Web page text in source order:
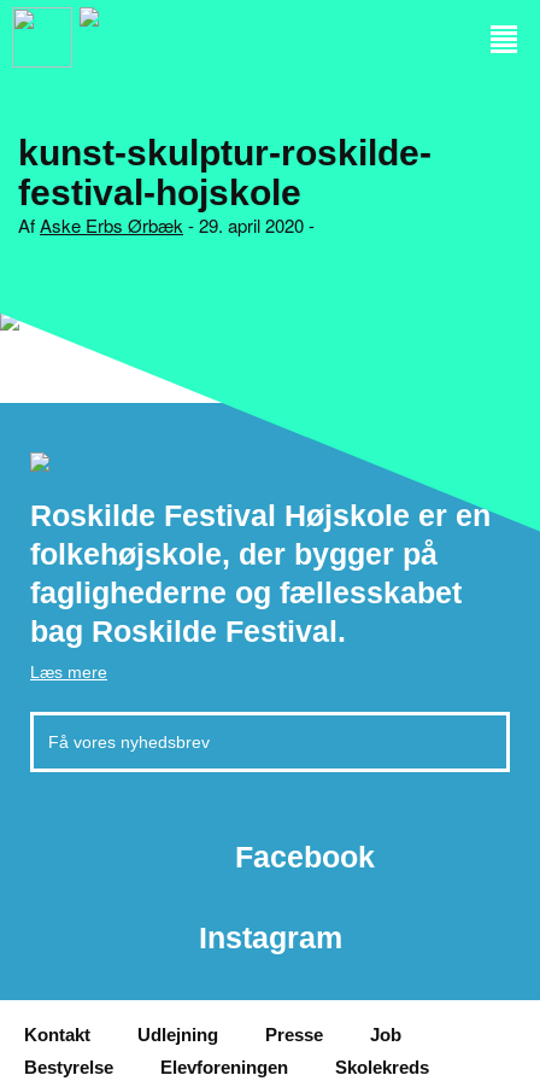
kunst-skulptur-roskilde-
festival-hojskole
AfAske Erbs Ørbæk - 29. april 2020 -
Roskilde Festival Højskole er en
folkehøjskole, der bygger på
faglighederne og fællesskabet
bag Roskilde Festival.
Læs mere
Facebook
Instagram
Kontakt Udlejning Presse
Job
Bestyrelse
Elevforeningen Skolekreds